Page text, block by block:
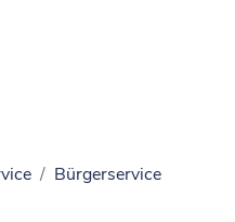
Bürgerservice